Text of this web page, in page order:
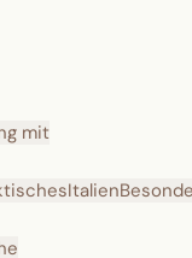
mit
Italien